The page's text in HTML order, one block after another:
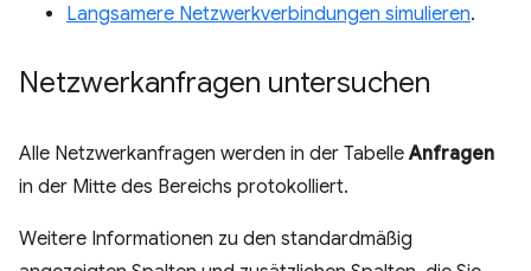
Langsamere Netzwerkverbindungen simulieren.
Netzwerkanfragen untersuchen
Alle Netzwerkanfragen werden in der TabelleAnfragen
in der Mitte des Bereichs protokolliert.
Weitere Informationen zu den standardmäßig